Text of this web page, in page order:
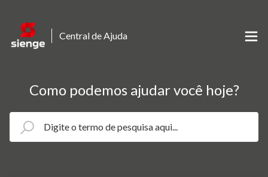
Central de Ajuda
Como podemos ajudar você hoje?